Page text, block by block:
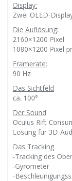
Display:
Zwei OLED-
Die Auflösung:
2160×1200 Pixel
1080×1200 Pixel
Framerate:
90 Hz
Das Sichtfeld
ca. 100°
Der Sound
Oculus Rift
Lösung für 3D-
Das Tracking
-Tracking des
-Gyrometer
-